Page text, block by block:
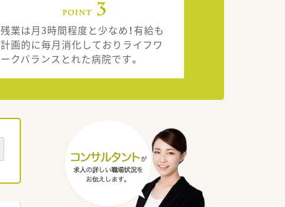
残業は月3時間程度と少なめ！有給も
計画的に毎月消化しておりライフワ
ークバランスとれた病院です。